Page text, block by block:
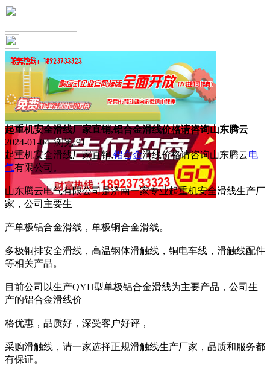
起重机安全滑线厂家直销,铝合金滑线价格请咨询山东腾云
2024-01-04 浏览:91
起重机安全滑线厂家直销,铝合金滑线价格请咨询山东腾云电
气有限公司。
山东腾云电气有限公司是济南一家专业起重机安全滑线生产厂
家，公司主要生
产单极铝合金滑线，单极铜合金滑线。
多极铜排安全滑线，高温钢体滑触线，铜电车线，滑触线配件
等相关产品。
目前公司以生产QYH型单极铝合金滑线为主要产品，公司生
产的铝合金滑线价
格优惠，品质好，深受客户好评，
采购滑触线，请一家选择正规滑触线生产厂家，品质和服务都
有保证。